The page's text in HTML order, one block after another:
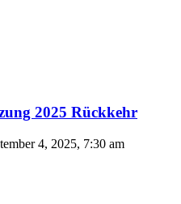
2025 Rückkehr
4, 2025, 7:30 am